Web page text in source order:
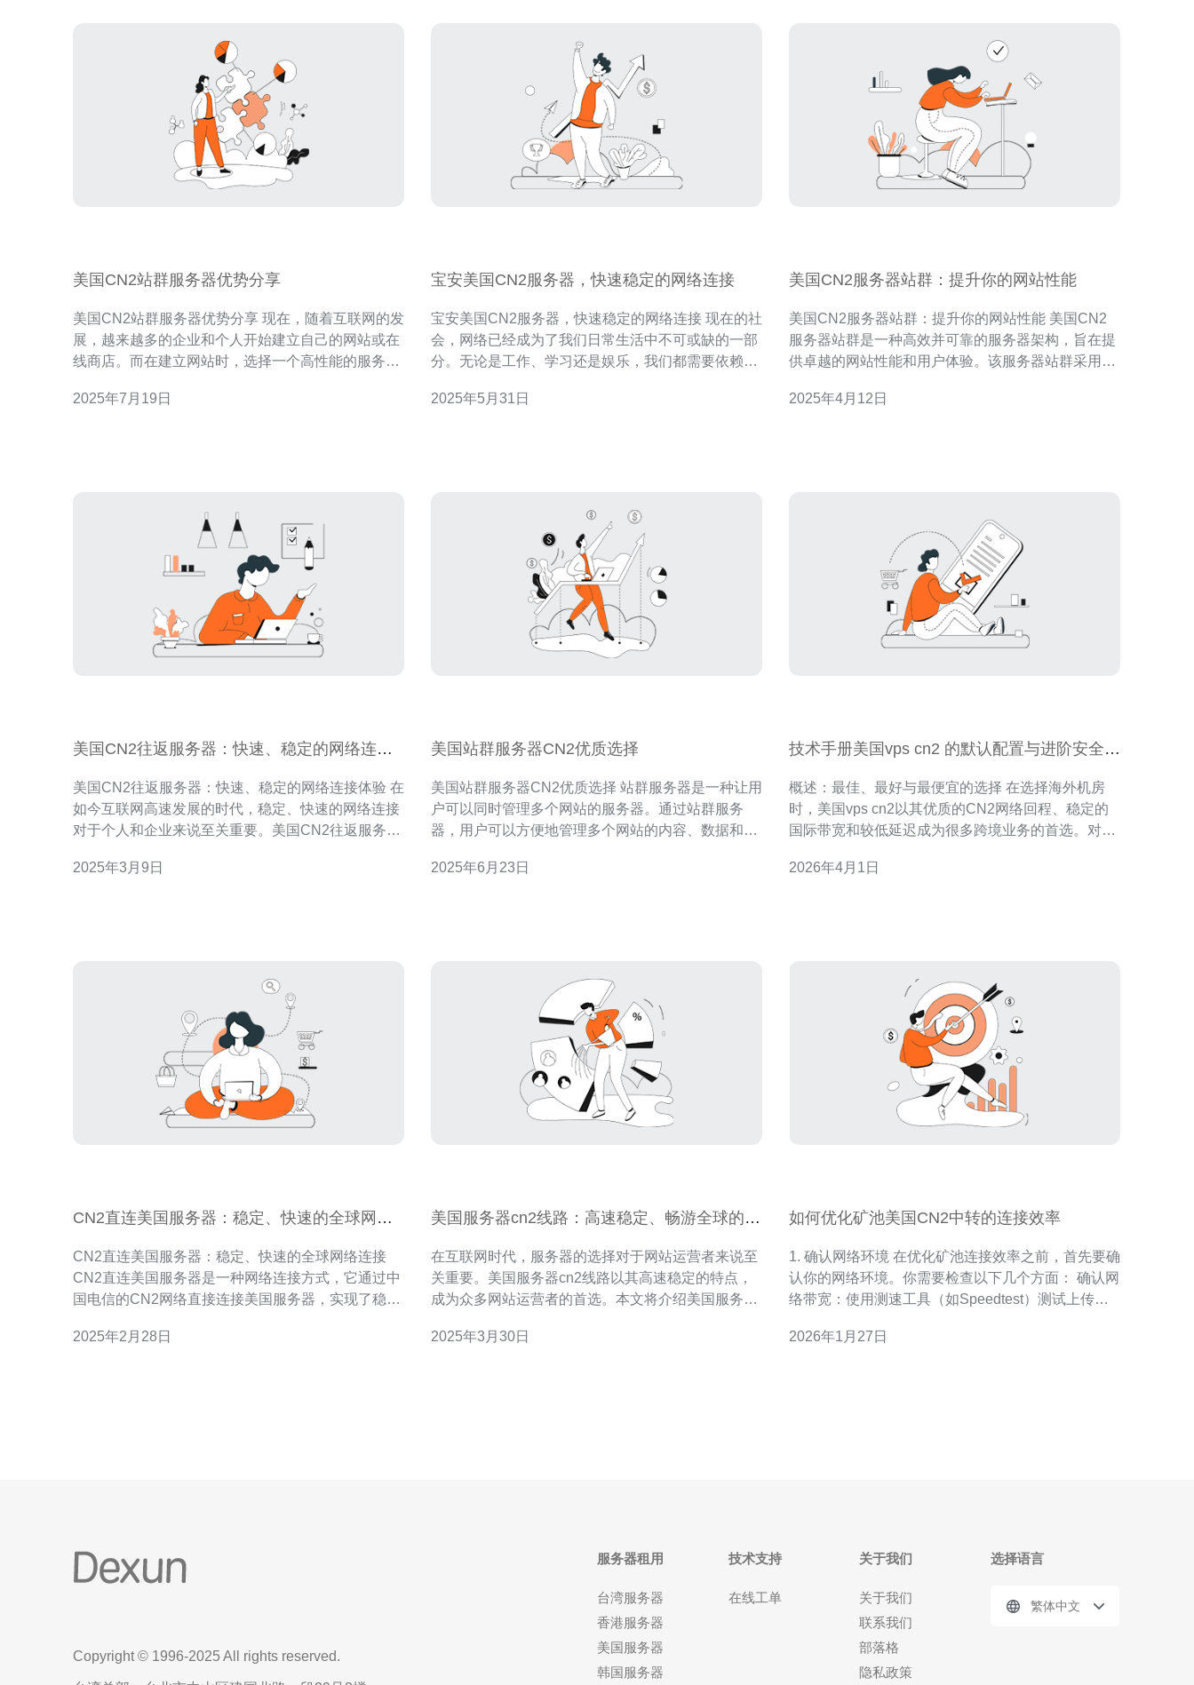
美国CN2站群服务器优势分享
美国CN2站群服务器优势分享 现在，随着互联网的发
展，越来越多的企业和个人开始建立自己的网站或在
线商店。而在建立网站时，选择一个高性能的服务器
势，帮助您更好地了解这种服务器的特点和优势。
2025年7月19日
宝安美国CN2服务器，快速稳定的网络连接
宝安美国CN2服务器，快速稳定的网络连接 现在的社
会，网络已经成为了我们日常生活中不可或缺的一部
分。无论是工作、学习还是娱乐，我们都需要依赖网
速稳定的网络连接非常重要。而宝安美国CN2服务器
2025年5月31日
美国CN2服务器站群：提升你的网站性能
美国CN2服务器站群：提升你的网站性能 美国CN2
服务器站群是一种高效并可靠的服务器架构，旨在提
供卓越的网站性能和用户体验。该服务器站群采用了
低延迟的响应时间。 美国CN2服务器站群具有以下优
2025年4月12日
美国CN2往返服务器：快速、稳定的网络连接
美国CN2往返服务器：快速、稳定的网络连接体验 在
如今互联网高速发展的时代，稳定、快速的网络连接
对于个人和企业来说至关重要。美国CN2往返服务器
络速度和稳定性的需求。 美国CN2往返服务器采用了
2025年3月9日
美国站群服务器CN2优质选择
美国站群服务器CN2优质选择 站群服务器是一种让用
户可以同时管理多个网站的服务器。通过站群服务
器，用户可以方便地管理多个网站的内容、数据和安
术设备和稳定的网络环境，能够保障网站的稳定性和
2025年6月23日
技术手册美国vps cn2 的默认配置与进阶安全加
概述：最佳、最好与最便宜的选择 在选择海外机房
时，美国vps cn2以其优质的CN2网络回程、稳定的
国际带宽和较低延迟成为很多跨境业务的首选。对于
“最佳”的选择；对于预算敏感型应用，可寻找“最便宜”
2026年4月1日
CN2直连美国服务器：稳定、快速的全球网络
CN2直连美国服务器：稳定、快速的全球网络连接
CN2直连美国服务器是一种网络连接方式，它通过中
国电信的CN2网络直接连接美国服务器，实现了稳
路，CN2直连美国服务器具有更低的延迟和更高的带
2025年2月28日
美国服务器cn2线路：高速稳定、畅游全球的首
在互联网时代，服务器的选择对于网站运营者来说至
关重要。美国服务器cn2线路以其高速稳定的特点，
成为众多网站运营者的首选。本文将介绍美国服务器
择。 美国服务器cn2线路采用了先进的技术和设备，
2025年3月30日
如何优化矿池美国CN2中转的连接效率
1. 确认网络环境 在优化矿池连接效率之前，首先要确
认你的网络环境。你需要检查以下几个方面： 确认网
络带宽：使用测速工具（如Speedtest）测试上传和
测试到矿池服务器的延迟，理想情况下延迟应在
2026年1月27日
Copyright © 1996-2025 All rights reserved.
服务器租用
台湾服务器
香港服务器
美国服务器
韩国服务器
技术支持
在线工单
关于我们
关于我们
联系我们
部落格
隐私政策
选择语言
繁体中文